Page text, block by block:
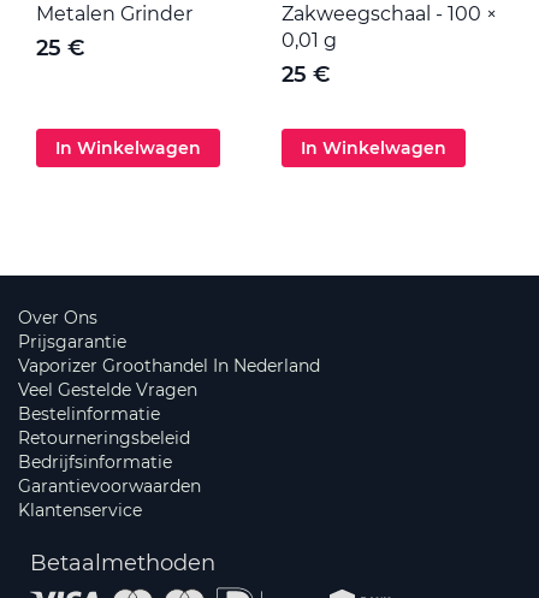
Metalen Grinder
25 €
In Winkelwagen
Zakweegschaal - 100 ×
0,01 g
25 €
In Winkelwagen
Over Ons
Prijsgarantie
Vaporizer Groothandel In Nederland
Veel Gestelde Vragen
Bestelinformatie
Retourneringsbeleid
Bedrijfsinformatie
Garantievoorwaarden
Klantenservice
Betaalmethoden